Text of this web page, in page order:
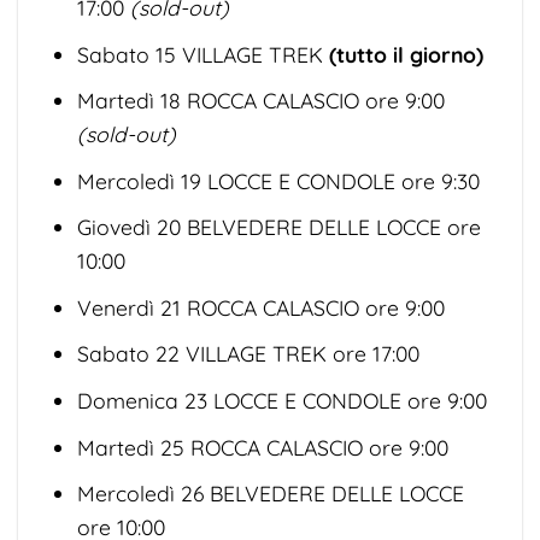
17:00 (sold-out)
Sabato 15 VILLAGE TREK(tutto il giorno)
Martedì 18 ROCCA CALASCIO ore 9:00
(sold-out)
Mercoledì 19 LOCCE E CONDOLE ore 9:30
Giovedì 20 BELVEDERE DELLE LOCCE ore
10:00
Venerdì 21 ROCCA CALASCIO ore 9:00
Sabato 22 VILLAGE TREK ore 17:00
Domenica 23 LOCCE E CONDOLE ore 9:00
Martedì 25 ROCCA CALASCIO ore 9:00
Mercoledì 26 BELVEDERE DELLE LOCCE
ore 10:00